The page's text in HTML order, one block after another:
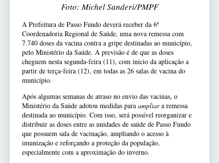
Foto: Michel Sanderi/PMPF
A Prefeitura de Passo Fundo deverá receber da 6ª
Coordenadoria Regional de Saúde, uma nova remessa com
7.740 doses da vacina contra a gripe destinadas ao município,
pelo Ministério da Saúde. A previsão é de que as doses
cheguem nesta segunda-feira (11), com início da aplicação a
partir de terça-feira (12), em todas as 26 salas de vacina do
município.
Após algumas semanas de atraso no envio das vacinas, o
Ministério da Saúde adotou medidas para ampliara remessa
destinada ao município. Com isso, será possível reorganizar e
distribuir as doses entre as unidades de saúde de Passo Fundo
que possuem sala de vacinação, ampliando o acesso à
imunização e reforçando a proteção da população,
especialmente com a aproximação do inverno.